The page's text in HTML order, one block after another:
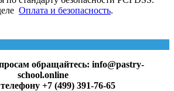
Оплата и безопасность.
обращайтесь: info@pastry-
school.online
+7 (499) 391-76-65